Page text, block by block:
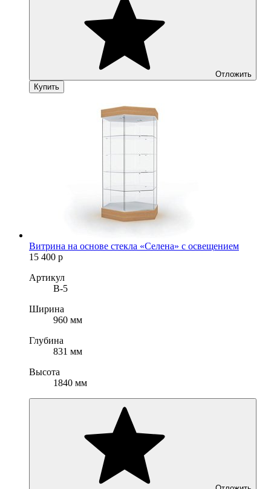
Отложить
Купить
Витрина на основе стекла «Селена» с освещением
15 400 р
Артикул
B-5
Ширина
960 мм
Глубина
831 мм
Высота
1840 мм